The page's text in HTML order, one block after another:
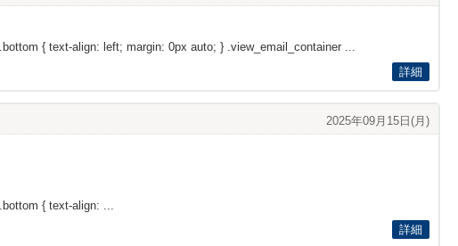
{ text-align: left; margin: 0px auto; } .view_email_container ...
詳細
2025年09月15日(月)
{ text-align: ...
詳細